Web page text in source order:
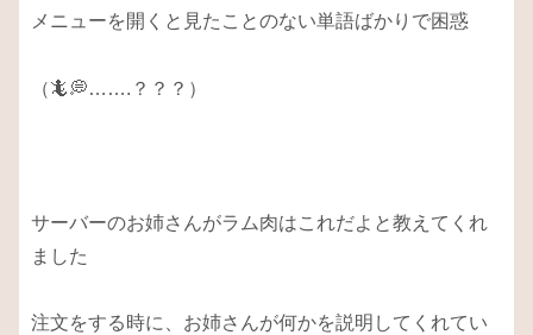
メニューを開くと見たことのない単語ばかりで困惑
（🦎💭…….？？？）
サーバーのお姉さんがラム肉はこれだよと教えてくれ
ました
注文をする時に、お姉さんが何かを説明してくれてい